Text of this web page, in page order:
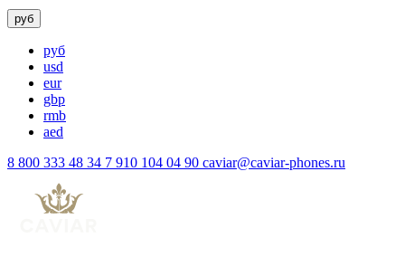
руб
руб
usd
eur
gbp
rmb
aed
8 800 333 48 34 7 910 104 04 90 caviar@caviar-phones.ru